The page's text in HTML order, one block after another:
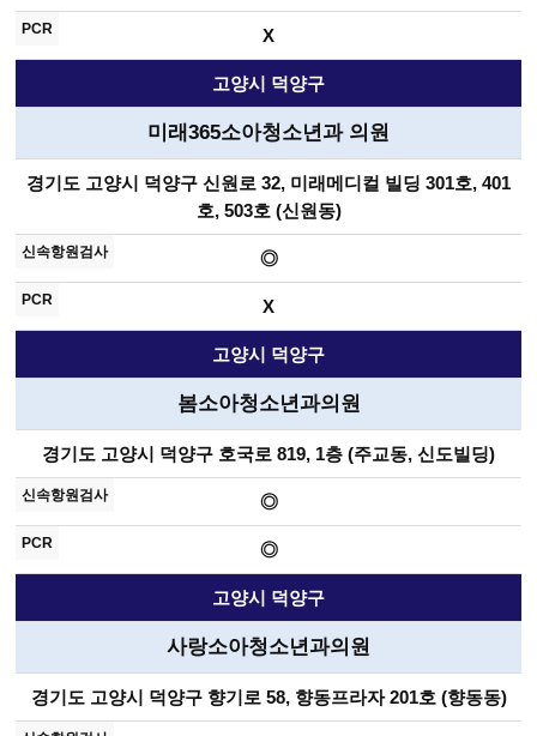
X
고양시 덕양구
미래365소아청소년과 의원
경기도 고양시 덕양구 신원로 32, 미래메디컬 빌딩 301호, 401
호, 503호 (신원동)
◎
X
고양시 덕양구
봄소아청소년과의원
경기도 고양시 덕양구 호국로 819, 1층 (주교동, 신도빌딩)
◎
◎
고양시 덕양구
사랑소아청소년과의원
경기도 고양시 덕양구 향기로 58, 향동프라자 201호 (향동동)